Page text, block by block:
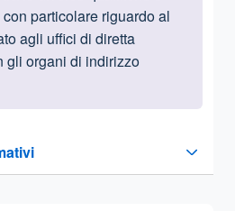
particolare riguardo al
agli uffici di diretta
gli organi di indirizzo